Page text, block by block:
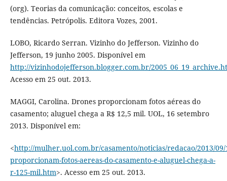
(org). Teorias da comunicação: conceitos, escolas e
tendências. Petrópolis. Editora Vozes, 2001.
LOBO, Ricardo Serran. Vizinho do Jefferson. Vizinho do
Jefferson, 19 junho 2005. Disponível em
http://vizinhodojefferson.blogger.com.br/
Acesso em 25 out. 2013.
MAGGI, Carolina. Drones proporcionam fotos aéreas do
casamento; aluguel chega a R$ 12,5 mil. UOL, 16 setembro
2013. Disponível em:
<http://mulher.uol.com.br/casamento/noticias/redacao/2013/
proporcionam-fotos-aereas-do-casamento-e-aluguel-chega-a-
r-125-mil.htm>. Acesso em 25 out. 2013.